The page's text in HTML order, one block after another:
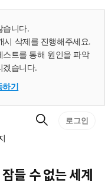
습니다.
시 삭제를 진행해주세요.
트를 통해 원인을 파악
겠습니다.
하기
검
로그인
들 수 없는 세계